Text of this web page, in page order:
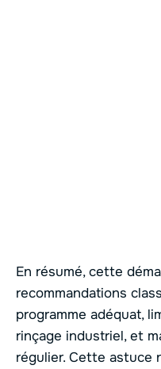
En résumé, cette
recommandations
programme adéquat,
rinçage industriel, et
régulier. Cette astuce